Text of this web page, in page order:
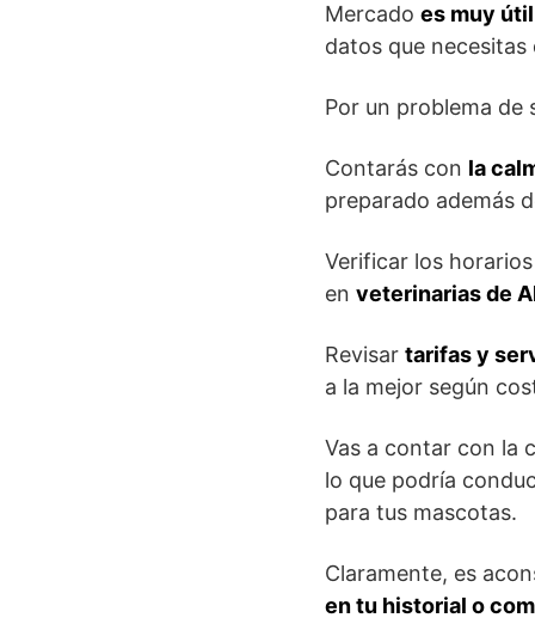
Mercado es muy
datos que
Por un problema de
Contarás con la
preparado además
Verificar los
en veterinarias de
Revisar tarifas y
a la mejor según
Vas a contar con la
lo que podría
para tus mascotas.
Claramente, es
en tu historial o